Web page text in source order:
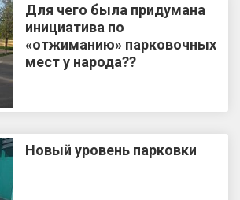
Для чего была придумана
инициатива по
«отжиманию» парковочных
мест у народа??
Новый уровень парковки